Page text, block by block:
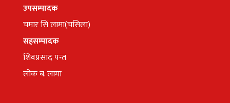
उपसम्पादक
चमार सिं लामा(चसिला)
सहसम्पादक
शिवप्रसाद पन्त
लोक ब. लामा